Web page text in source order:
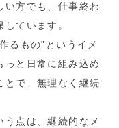
い方でも、仕事終わ
ています。
るもの”というイメ
っと日常に組み込め
とで、無理なく継続
点は、継続的なメ